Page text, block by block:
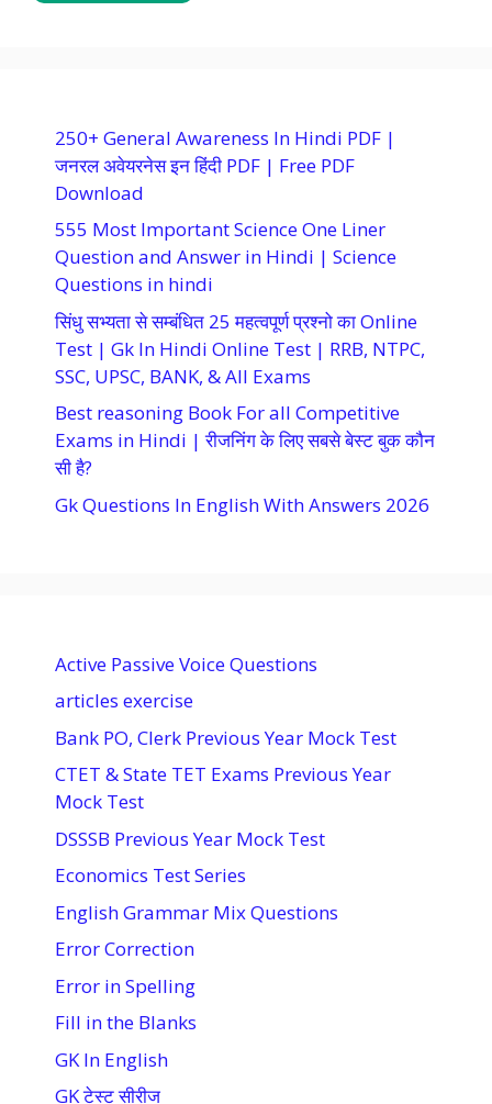
250+ General Awareness In Hindi PDF |
जनरल अवेयरनेस इन हिंदी PDF | Free PDF
Download
555 Most Important Science One Liner
Question and Answer in Hindi | Science
Questions in hindi
सिंधु सभ्यता से सम्बंधित 25 महत्वपूर्ण प्रश्नो का Online
Test | Gk In Hindi Online Test | RRB, NTPC,
SSC, UPSC, BANK, & All Exams
Best reasoning Book For all Competitive
Exams in Hindi | रीजनिंग के लिए सबसे बेस्ट बुक कौन
सी है?
Gk Questions In English With Answers 2026
Active Passive Voice Questions
articles exercise
Bank PO, Clerk Previous Year Mock Test
CTET & State TET Exams Previous Year
Mock Test
DSSSB Previous Year Mock Test
Economics Test Series
English Grammar Mix Questions
Error Correction
Error in Spelling
Fill in the Blanks
GK In English
GK टेस्ट सीरीज